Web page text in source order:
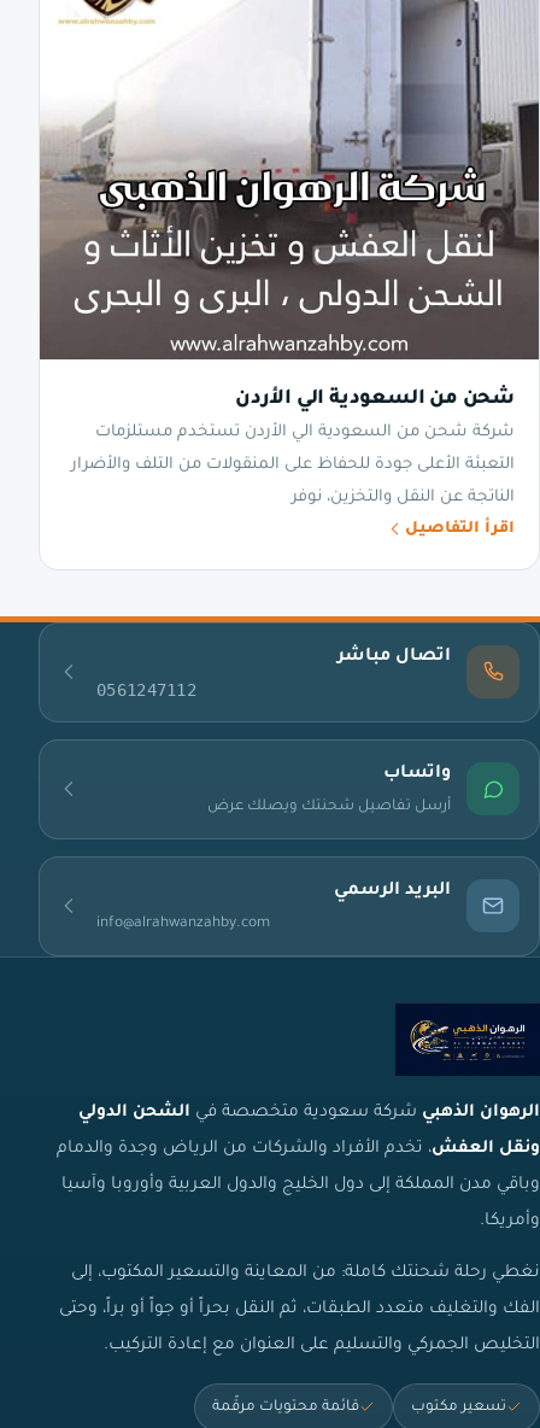
شحن من السعودية الي الأردن
شركة شحن من السعودية الي الأردن تستخدم مستلزمات
التعبئة الأعلى جودة للحفاظ على المنقولات من التلف والأضرار
الناتجة عن النقل والتخزين، نوفر
اقرأ التفاصيل
اتصال مباشر
0561247112
واتساب
أرسل تفاصيل شحنتك ويصلك عرض
البريد الرسمي
info@alrahwanzahby.com
الرهوان الذهبي شركة سعودية متخصصة في الشحن الدولي
ونقل العفش، تخدم الأفراد والشركات من الرياض وجدة والدمام
وباقي مدن المملكة إلى دول الخليج والدول العربية وأوروبا وآسيا
وأمريكا.
نغطي رحلة شحنتك كاملة: من المعاينة والتسعير المكتوب، إلى
الفك والتغليف متعدد الطبقات، ثم النقل بحراً أو جواً أو براً، وحتى
التخليص الجمركي والتسليم على العنوان مع إعادة التركيب.
تسعير مكتوب قائمة محتويات مرقّمة